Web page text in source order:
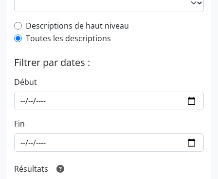
Top-level description filter
Descriptions de haut niveau
Toutes les descriptions
Filtrer par dates :
Début
Fin
Résultats